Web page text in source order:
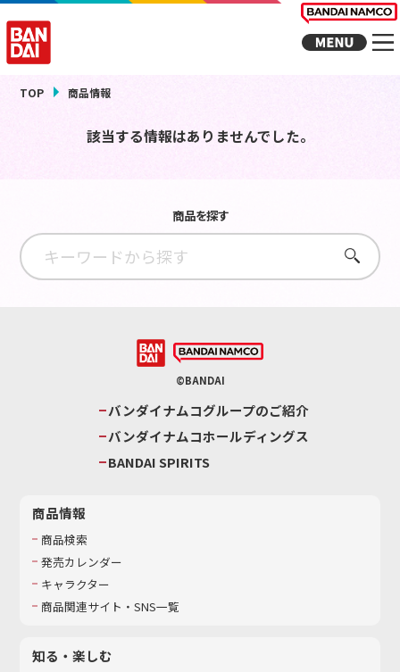
TOP 商品情報
該当する情報はありませんでした。
商品を探す
さがす
©BANDAI
バンダイナムコグループのご紹介
バンダイナムコホールディングス
BANDAI SPIRITS
商品情報
商品検索
発売カレンダー
キャラクター
商品関連サイト・SNS一覧
知る・楽しむ